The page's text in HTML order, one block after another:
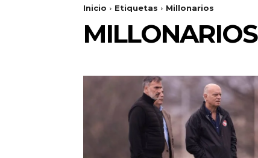
Inicio Etiquetas Millonarios
MILLONARIOS